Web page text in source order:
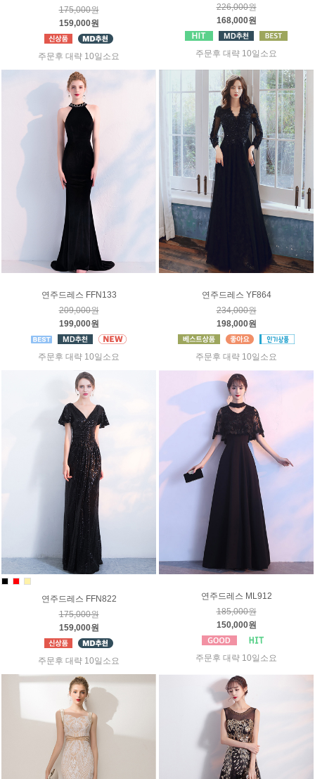
175,000원
159,000원
주문후 대략 10일소요
226,000원
168,000원
주문후 대략 10일소요
연주드레스 FFN133
209,000원
199,000원
주문후 대략 10일소요
연주드레스 YF864
234,000원
198,000원
주문후 대략 10일소요
연주드레스 FFN822
175,000원
159,000원
주문후 대략 10일소요
연주드레스 ML912
185,000원
150,000원
주문후 대략 10일소요